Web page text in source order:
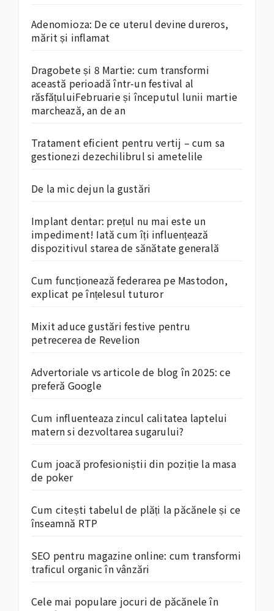
Adenomioza: De ce uterul devine dureros,
mărit și inflamat
Dragobete și 8 Martie: cum transformi
această perioadă într-un festival al
răsfățuluiFebruarie și începutul lunii martie
marchează, an de an
Tratament eficient pentru vertij – cum sa
gestionezi dezechilibrul si ametelile
De la mic dejun la gustări
Implant dentar: prețul nu mai este un
impediment! Iată cum îți influențează
dispozitivul starea de sănătate generală
Cum funcționează federarea pe Mastodon,
explicat pe înțelesul tuturor
Mixit aduce gustări festive pentru
petrecerea de Revelion
Advertoriale vs articole de blog în 2025: ce
preferă Google
Cum influenteaza zincul calitatea laptelui
matern si dezvoltarea sugarului?
Cum joacă profesioniștii din poziție la masa
de poker
Cum citești tabelul de plăți la păcănele și ce
înseamnă RTP
SEO pentru magazine online: cum transformi
traficul organic în vânzări
Cele mai populare jocuri de păcănele în